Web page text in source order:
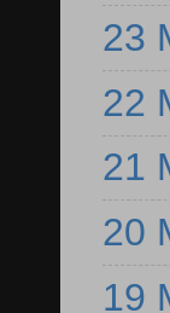
23
22
21
20
19